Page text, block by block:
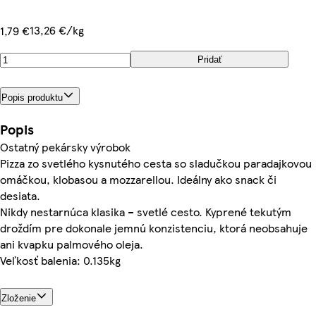
1,79 €13,26 €/kg
Pridať
Popis produktu
Popis
Ostatný pekársky výrobok
Pizza zo svetlého kysnutého cesta so sladučkou paradajkovou
omáčkou, klobasou a mozzarellou. Ideálny ako snack či
desiata.
Nikdy nestarnúca klasika – svetlé cesto. Kyprené tekutým
droždím pre dokonale jemnú konzistenciu, ktorá neobsahuje
ani kvapku palmového oleja.
Veľkosť balenia: 0.135kg
Zloženie